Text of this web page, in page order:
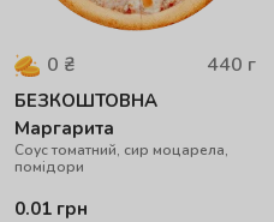
0 ₴ 440 г
БЕЗКОШТОВНА
Маргарита
Соус томатний, сир моцарела,
помідори
0.01 грн